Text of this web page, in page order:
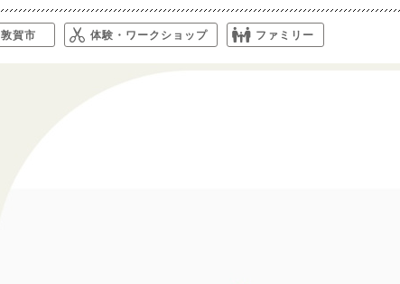
敦賀市 体験・ワークショップ ファミリー